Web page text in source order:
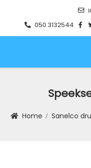
050 3132544
Home Sanelco